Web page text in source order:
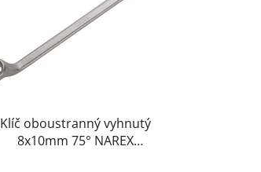
Klíč oboustranný vyhnutý
8x10mm 75° NAREX